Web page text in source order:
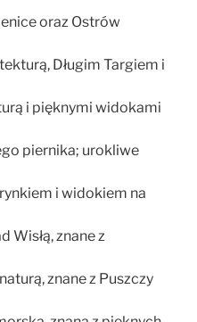
oraz Ostrów
Długim Targiem i
i pięknymi widokami
piernika; urokliwe
i widokiem na
Wisłą, znane z
znane z Puszczy